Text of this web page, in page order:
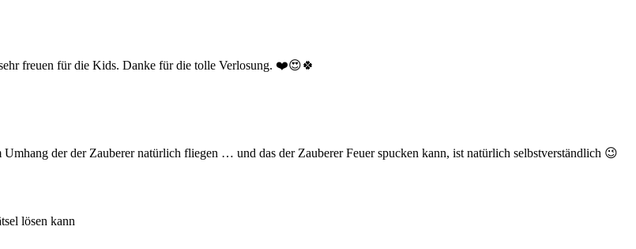
freuen für die Kids. Danke für die tolle Verlosung. ❤️😍🍀
der der Zauberer natürlich fliegen … und das der Zauberer Feuer spucken kann, ist natürlich selbstverständlich 😉
lösen kann